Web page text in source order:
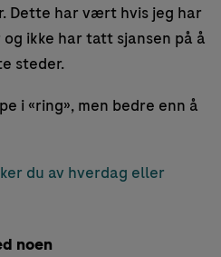
Dette har vært hvis jeg har
ikke har tatt sjansen på å
steder.
i «ring», men bedre enn å
du av hverdag eller
noen